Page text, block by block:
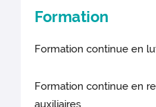
Formation
Formation continue en
Formation continue en
auxiliaires